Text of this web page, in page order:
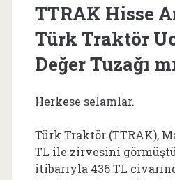
TTRAK Hisse
Türk Traktör
Değer Tuzağı
Herkese selamlar.
Türk Traktör (TTRAK),
TL ile zirvesini
itibarıyla 436 TL